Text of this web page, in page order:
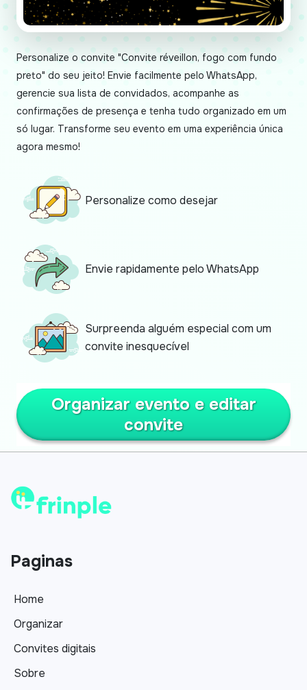
Personalize o convite "Convite réveillon, fogo com fundo
preto" do seu jeito! Envie facilmente pelo WhatsApp,
gerencie sua lista de convidados, acompanhe as
confirmações de presença e tenha tudo organizado em um
só lugar. Transforme seu evento em uma experiência única
agora mesmo!
Personalize como desejar
Envie rapidamente pelo WhatsApp
Surpreenda alguém especial com um
convite inesquecível
Organizar evento e editar
convite
Paginas
Home
Organizar
Convites digitais
Sobre